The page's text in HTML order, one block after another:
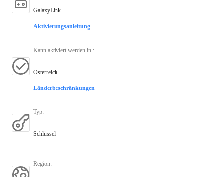
GalaxyLink
Aktivierungsanleitung
Kann aktiviert werden in :
Österreich
Länderbeschränkungen
Typ:
Schlüssel
Region: